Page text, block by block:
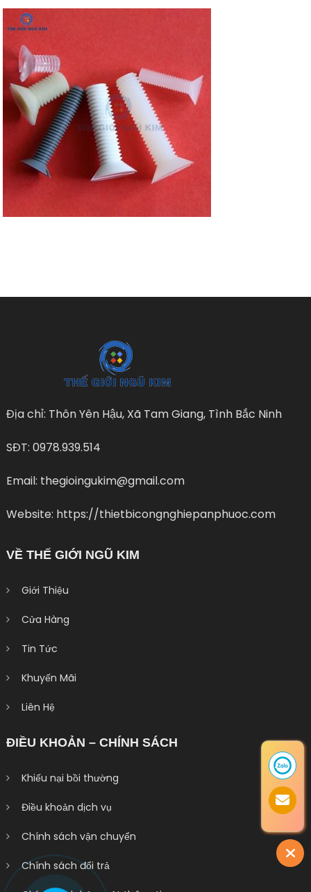
Địa chỉ: Thôn Yên Hậu, Xã Tam Giang, Tình Bắc Ninh
SĐT: 0978.939.514
Email: thegioingukim@gmail.com
Website: https://thietbicongnghiepanphuoc.com
VỀ THẾ GIỚI NGŨ KIM
Giới Thiệu
Cửa Hàng
Tin Tức
Khuyến Mãi
Liên Hệ
ĐIỀU KHOẢN – CHÍNH SÁCH
Khiếu nại bồi thường
Điều khoản dịch vụ
Chính sách vận chuyển
Chính sách đổi trả